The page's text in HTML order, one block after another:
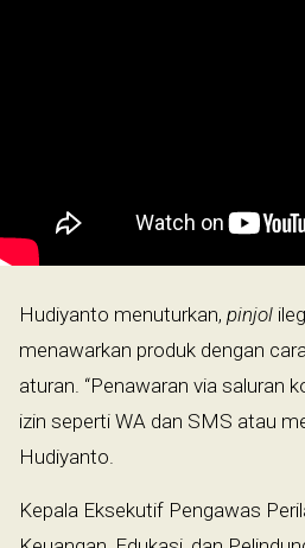
Hudiyanto menuturkan, pinjol
menawarkan produk dengan
aturan. “Penawaran via saluran
izin seperti WA dan SMS atau
Hudiyanto.
Kepala Eksekutif Pengawas